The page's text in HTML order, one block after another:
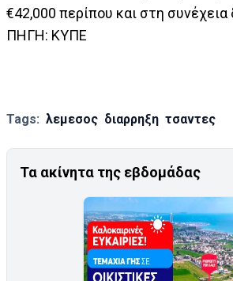
€42,000 περίπου και στη
ΠΗΓΗ: ΚΥΠΕ
Tags: λεμεσος διαρρηξη τσαντες
Τα ακίνητα της εβδομάδας